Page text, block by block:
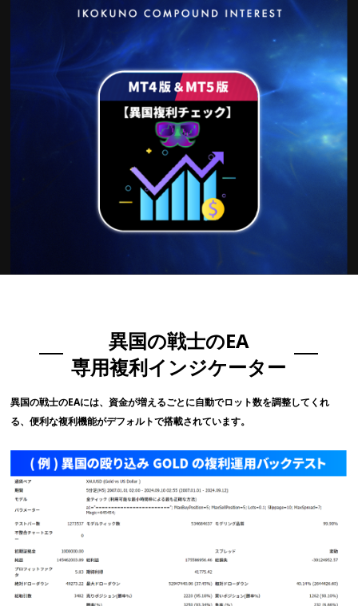
異国の戦士のEA
専用複利インジケーター
異国の戦士のEAには、資金が増えるごとに自動でロット数を調整してくれ
る、便利な複利機能がデフォルトで搭載されています。